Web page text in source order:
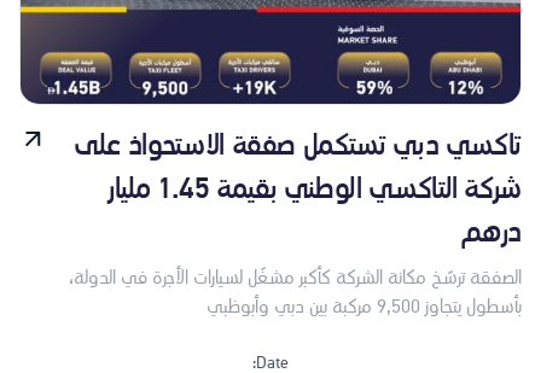
تاكسي دبي تستكمل صفقة الاستحواذ على
شركة التاكسي الوطني بقيمة 1.45 مليار
درهم
الصفقة ترسّخ مكانة الشركة كأكبر مشغّل لسيارات الأجرة في الدولة،
بأسطول يتجاوز 9,500 مركبة بين دبي وأبوظبي
Date: